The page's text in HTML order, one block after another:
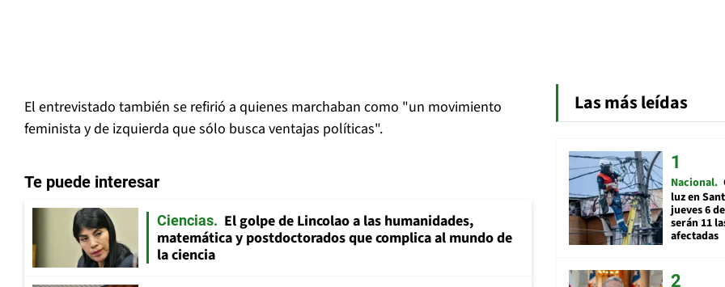
El entrevistado también se refirió a quienes marchaban como "un movimiento
feminista y de izquierda que sólo busca ventajas políticas".
Te puede interesar
Ciencias
El golpe de Lincolao a las humanidades,
matemática y postdoctorados que complica al mundo de
la ciencia
Las más leídas
Nacional
luz en
jueves 6
serán 11
afectadas